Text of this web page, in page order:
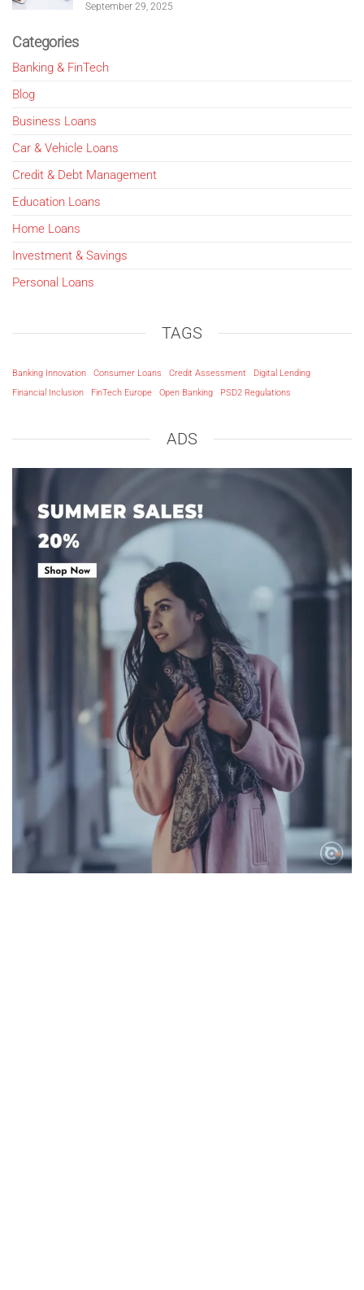
September 29, 2025
Categories
Banking & FinTech
Blog
Business Loans
Car & Vehicle Loans
Credit & Debt Management
Education Loans
Home Loans
Investment & Savings
Personal Loans
TAGS
Banking Innovation Consumer Loans Credit Assessment
Digital Lending
Financial Inclusion
FinTech Europe Open Banking PSD2 Regulations
ADS